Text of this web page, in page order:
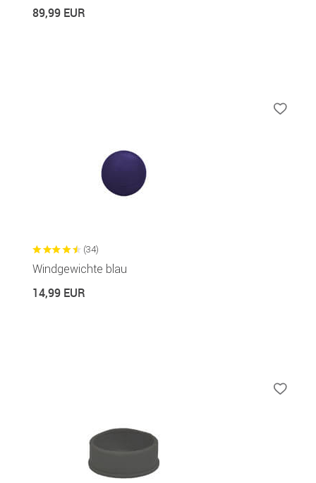
89,99 EUR
(34)
Windgewichte blau
14,99 EUR